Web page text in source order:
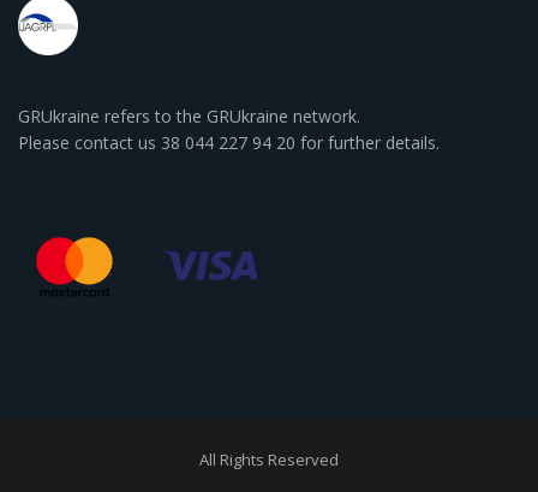
GRUkraine refers to the GRUkraine network.
Please contact us 38 044 227 94 20 for further details.
All Rights Reserved